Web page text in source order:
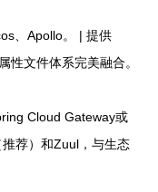
、Apollo。 | 提供
性文件体系完美融合。
Cloud Gateway或
荐）和Zuul，与生态